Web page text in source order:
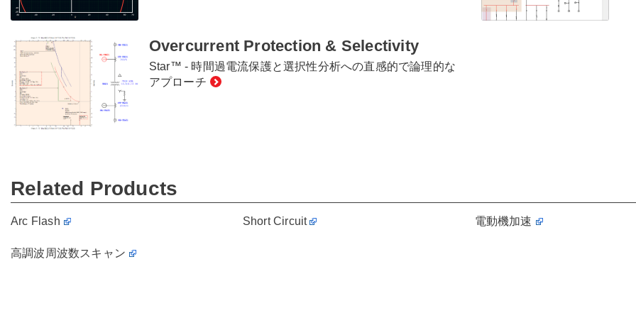
Overcurrent Protection & Selectivity
Star™ - 時間過電流保護と選択性分析への直感的で論理的な
アプローチ
Related Products
Arc Flash Short Circuit 電動機加速
高調波周波数スキャン